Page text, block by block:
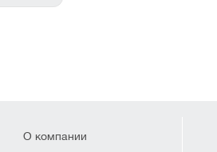
О компании